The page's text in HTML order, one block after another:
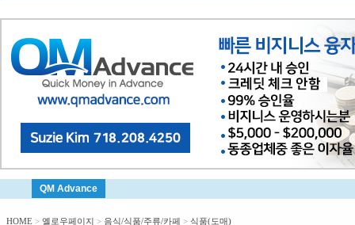
QM Advance
HOME > 옐로우페이지 > 음식/식품/주류/카페 > 식품(도매)